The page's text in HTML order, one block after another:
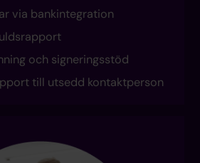
via bankintegration
och signeringsstöd
till utsedd kontaktperson